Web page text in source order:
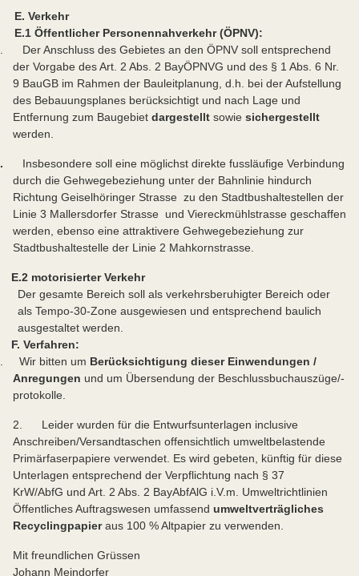
E. Verkehr
Öffentlicher Personennahverkehr (ÖPNV):
Der Anschluss des Gebietes an den ÖPNV soll entsprechend
der Vorgabe des Art. 2 Abs. 2 BayÖPNVG und des § 1 Abs. 6 Nr.
9 BauGB im Rahmen der Bauleitplanung, d.h. bei der Aufstellung
des Bebauungsplanes berücksichtigt und nach Lage und
Entfernung zum Baugebiet dargestellt sowie sichergestellt
werden.
Insbesondere soll eine möglichst direkte fussläufige Verbindung
durch die Gehwegebeziehung unter der Bahnlinie hindurch
Richtung Geiselhöringer Strasse zu den Stadtbushaltestellen der
Linie 3 Mallersdorfer Strasse und Viereckmühlstrasse geschaffen
werden, ebenso eine attraktivere Gehwegebeziehung zur
Stadtbushaltestelle der Linie 2 Mahkornstrasse.
E.2 motorisierter Verkehr
Der gesamte Bereich soll als verkehrsberuhigter Bereich oder
als Tempo-30-Zone ausgewiesen und entsprechend baulich
ausgestaltet werden.
F. Verfahren:
Wir bitten um Berücksichtigung dieser Einwendungen /
Anregungen und um Übersendung der Beschlussbuchauszüge/-
protokolle.
2. Leider wurden für die Entwurfsunterlagen inclusive
Anschreiben/Versandtaschen offensichtlich umweltbelastende
Primärfaserpapiere verwendet. Es wird gebeten, künftig für diese
Unterlagen entsprechend der Verpflichtung nach § 37
KrW/AbfG und Art. 2 Abs. 2 BayAbfAlG i.V.m. Umweltrichtlinien
Öffentliches Auftragswesen umfassend umweltverträgliches
Recyclingpapieraus 100 % Altpapier zu verwenden.
Mit freundlichen Grüssen
Johann Meindorfer